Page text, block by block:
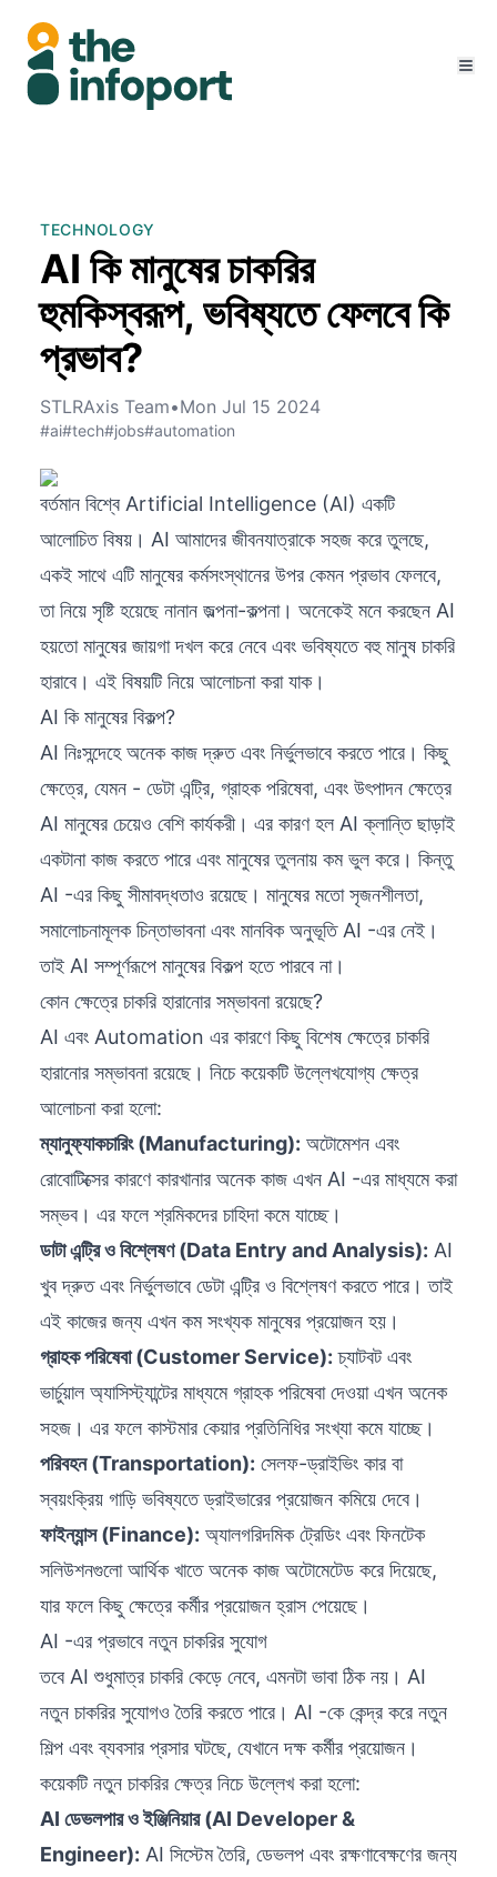
TECHNOLOGY
AI কি মানুষের চাকরির
হুমকিস্বরূপ, ভবিষ্যতে ফেলবে কি
প্রভাব?
STLRAxis Team•Mon Jul 15 2024
#ai#tech#jobs#automation
বর্তমান বিশ্বে Artificial Intelligence (AI) একটি
আলোচিত বিষয়। AI আমাদের জীবনযাত্রাকে সহজ করে তুলছে,
একই সাথে এটি মানুষের কর্মসংস্থানের উপর কেমন প্রভাব ফেলবে,
তা নিয়ে সৃষ্টি হয়েছে নানান জল্পনা-কল্পনা। অনেকেই মনে করছেন AI
হয়তো মানুষের জায়গা দখল করে নেবে এবং ভবিষ্যতে বহু মানুষ চাকরি
হারাবে। এই বিষয়টি নিয়ে আলোচনা করা যাক।
AI কি মানুষের বিকল্প?
AI নিঃসন্দেহে অনেক কাজ দ্রুত এবং নির্ভুলভাবে করতে পারে। কিছু
ক্ষেত্রে, যেমন - ডেটা এন্ট্রি, গ্রাহক পরিষেবা, এবং উৎপাদন ক্ষেত্রে
AI মানুষের চেয়েও বেশি কার্যকরী। এর কারণ হল AI ক্লান্তি ছাড়াই
একটানা কাজ করতে পারে এবং মানুষের তুলনায় কম ভুল করে। কিন্তু
AI -এর কিছু সীমাবদ্ধতাও রয়েছে। মানুষের মতো সৃজনশীলতা,
সমালোচনামূলক চিন্তাভাবনা এবং মানবিক অনুভূতি AI -এর নেই।
তাই AI সম্পূর্ণরূপে মানুষের বিকল্প হতে পারবে না।
কোন ক্ষেত্রে চাকরি হারানোর সম্ভাবনা রয়েছে?
AI এবং Automation এর কারণে কিছু বিশেষ ক্ষেত্রে চাকরি
হারানোর সম্ভাবনা রয়েছে। নিচে কয়েকটি উল্লেখযোগ্য ক্ষেত্র
আলোচনা করা হলো:
ম্যানুফ্যাকচারিং (Manufacturing): অটোমেশন এবং
রোবোটিক্সের কারণে কারখানার অনেক কাজ এখন AI -এর মাধ্যমে করা
সম্ভব। এর ফলে শ্রমিকদের চাহিদা কমে যাচ্ছে।
ডাটা এন্ট্রি ও বিশ্লেষণ (Data Entry and Analysis): AI
খুব দ্রুত এবং নির্ভুলভাবে ডেটা এন্ট্রি ও বিশ্লেষণ করতে পারে। তাই
এই কাজের জন্য এখন কম সংখ্যক মানুষের প্রয়োজন হয়।
গ্রাহক পরিষেবা (Customer Service): চ্যাটবট এবং
ভার্চুয়াল অ্যাসিস্ট্যান্টের মাধ্যমে গ্রাহক পরিষেবা দেওয়া এখন অনেক
সহজ। এর ফলে কাস্টমার কেয়ার প্রতিনিধির সংখ্যা কমে যাচ্ছে।
পরিবহন (Transportation): সেলফ-ড্রাইভিং কার বা
স্বয়ংক্রিয় গাড়ি ভবিষ্যতে ড্রাইভারের প্রয়োজন কমিয়ে দেবে।
ফাইন্যান্স (Finance): অ্যালগরিদমিক ট্রেডিং এবং ফিনটেক
সলিউশনগুলো আর্থিক খাতে অনেক কাজ অটোমেটেড করে দিয়েছে,
যার ফলে কিছু ক্ষেত্রে কর্মীর প্রয়োজন হ্রাস পেয়েছে।
AI -এর প্রভাবে নতুন চাকরির সুযোগ
তবে AI শুধুমাত্র চাকরি কেড়ে নেবে, এমনটা ভাবা ঠিক নয়। AI
নতুন চাকরির সুযোগও তৈরি করতে পারে। AI -কে কেন্দ্র করে নতুন
শিল্প এবং ব্যবসার প্রসার ঘটছে, যেখানে দক্ষ কর্মীর প্রয়োজন।
কয়েকটি নতুন চাকরির ক্ষেত্র নিচে উল্লেখ করা হলো:
AI ডেভলপার ও ইঞ্জিনিয়ার (AI Developer &
Engineer): AI সিস্টেম তৈরি, ডেভলপ এবং রক্ষণাবেক্ষণের জন্য